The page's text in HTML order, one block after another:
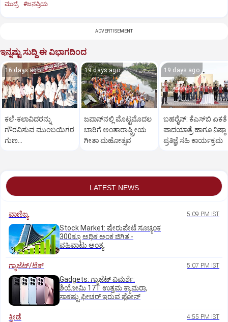
ಮುದ್ರೆ
#ಜನಪ್ರಿಯ
ADVERTISEMENT
ಇನ್ನಷ್ಟು ಸುದ್ದಿ ಈ ವಿಭಾಗದಿಂದ
16 days ago
ಕಲೆ-ಕಲಾವಿದರನ್ನು
ಗೌರವಿಸುವ ಮುಂಬಯಿಗರ
ಗುಣ
19 days ago
ಜಪಾನ್‌ನಲ್ಲಿ ಮೊಟ್ಟಮೊದಲ
ಬಾರಿಗೆ ಅಂತಾರಾಷ್ಟ್ರೀಯ
ಗೀತಾ ಮಹೋತ್ಸವ
19 days ago
ಬಹರೈನ್‌: ಕೆಎಸ್‌ಬಿ ಏಕತೆ
ಪಾದಯಾತ್ರೆ ಹಾಗೂ ನಿಷ್ಠಾ
ಪ್ರತಿಜ್ಞೆ ಸಹಿ ಕಾರ್ಯಕ್ರಮ
LATEST NEWS
ವಾಣಿಜ್ಯ 5:09 PM IST
Stock Market: ಷೇರುಪೇಟೆ ಸೂಚ್ಯಂಕ
300ಕ್ಕೂ ಅಧಿಕ ಅಂಕ ಜಿಗಿತ -
ವಹಿವಾಟು ಅಂತ್ಯ
ಗ್ಯಾಜೆಟ್/ಟೆಕ್ 5:07 PM IST
Gadgets: ಗ್ಯಾಜೆಟ್ ವಿಮರ್ಶೆ:
ಶಿಯೋಮಿ 17T ಉತ್ತಮ ಕ್ಯಾಮರಾ,
ಸಾಕಷ್ಟು ಫೀಚರ್ ಇರುವ ಫೋನ್
ಕ್ರೀಡೆ 4:55 PM IST